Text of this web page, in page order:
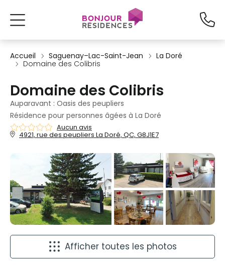
Accueil Saguenay–Lac-Saint-Jean
La Doré
Domaine des Colibris
Domaine des Colibris
Auparavant : Oasis des peupliers
Résidence pour personnes âgées à La Doré
Aucun avis
4921, rue des peupliers La Doré, QC, G8J1E7
Afficher toutes les photos